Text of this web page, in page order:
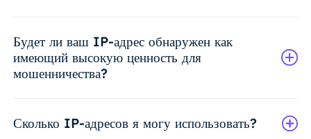
Будет ли ваш IP-адрес обнаружен как
имеющий высокую ценность для
мошенничества?
Сколько IP-адресов я могу использовать?